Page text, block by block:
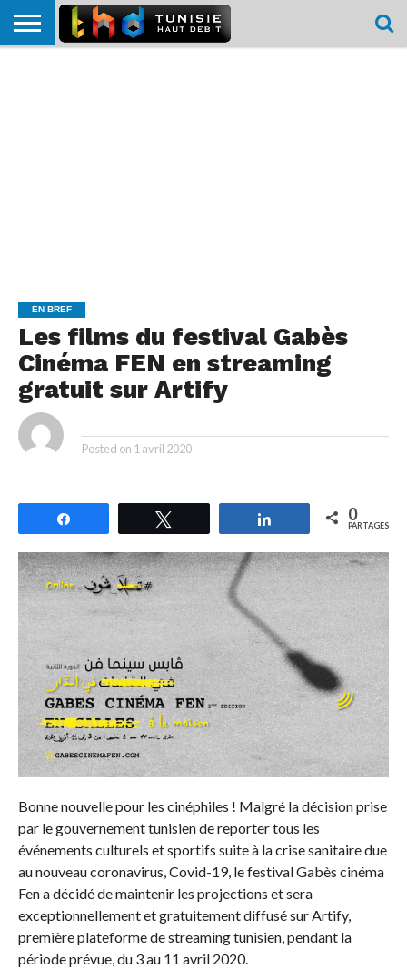
EN BREF
Les films du festival Gabès
Cinéma FEN en streaming
gratuit sur Artify
Posted on 1 avril 2020
Partagez 0
PARTAGES
Bonne nouvelle pour les cinéphiles ! Malgré la décision prise
par le gouvernement tunisien de reporter tous les
événements culturels et sportifs suite à la crise sanitaire due
au nouveau coronavirus, Covid-19, le festival Gabès cinéma
Fen a décidé de maintenir les projections et sera
exceptionnellement et gratuitement diffusé sur Artify,
première plateforme de streaming tunisien, pendant la
période prévue, du 3 au 11 avril 2020.